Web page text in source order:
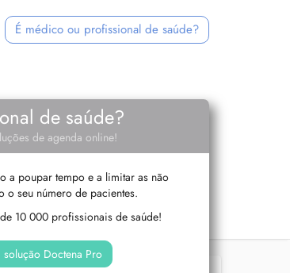
É médico ou profissional de saúde?
de saúde?
de agenda online!
a poupar tempo e a limitar as não
o seu número de pacientes.
10 000 profissionais de saúde!
Doctena Pro